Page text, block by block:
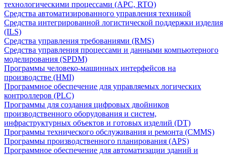
технологическими процессами (APC, RTO)
Средства автоматизированного управления техникой
Средства интегрированной логистической поддержки изделия
(ILS)
Средства управления требованиями (RMS)
Средства управления процессами и данными компьютерного
моделирования (SPDM)
Программы человеко-машинных интерфейсов на
производстве (HMI)
Программное обеспечение для управляемых логических
контроллеров (PLC)
Программы для создания цифровых двойников
производственного оборудования и систем,
инфраструктурных объектов и готовых изделий (DT)
Программы технического обслуживания и ремонта (CMMS)
Программы производственного планирования (APS)
Программное обеспечение для автоматизации зданий и